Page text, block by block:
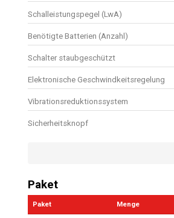
Schalleistungspegel (LwA)
Benötigte Batterien (Anzahl)
Schalter staubgeschützt
Elektronische Geschwindkeitsregelung
Vibrationsreduktionssystem
Sicherheitsknopf
Spindelarretierung
Anzahl der Geschwindigkeitseinstellungen
Paket
Paket Menge